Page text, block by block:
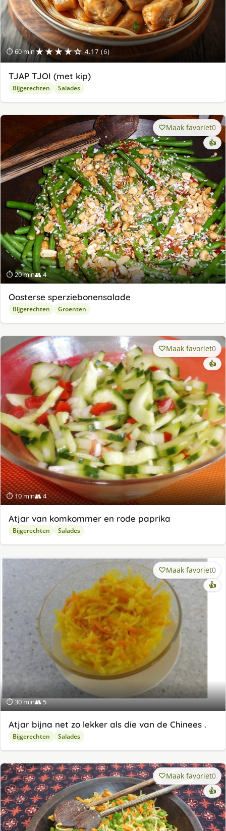
⏱ 60 min★★★★☆ 4.17 (6)
TJAP TJOI (met kip)
Bijgerechten Salades
⏱ 20 min👥 4
Maak favoriet0
👍
Oosterse sperziebonensalade
Bijgerechten Groenten
⏱ 10 min👥 4
Maak favoriet0
👍
Atjar van komkommer en rode paprika
Bijgerechten Salades
⏱ 30 min👥 5
Maak favoriet0
👍
Atjar bijna net zo lekker als die van de Chinees .
Bijgerechten Salades
Maak favoriet0
👍